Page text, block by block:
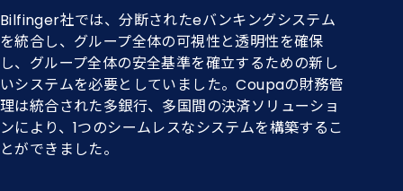
Bilfinger社では、分断されたeバンキングシステム
を統合し、グループ全体の可視性と透明性を確保
し、グループ全体の安全基準を確立するための新し
いシステムを必要としていました。Coupaの財務管
理は統合された多銀行、多国間の決済ソリューショ
ンにより、1つのシームレスなシステムを構築するこ
とができました。